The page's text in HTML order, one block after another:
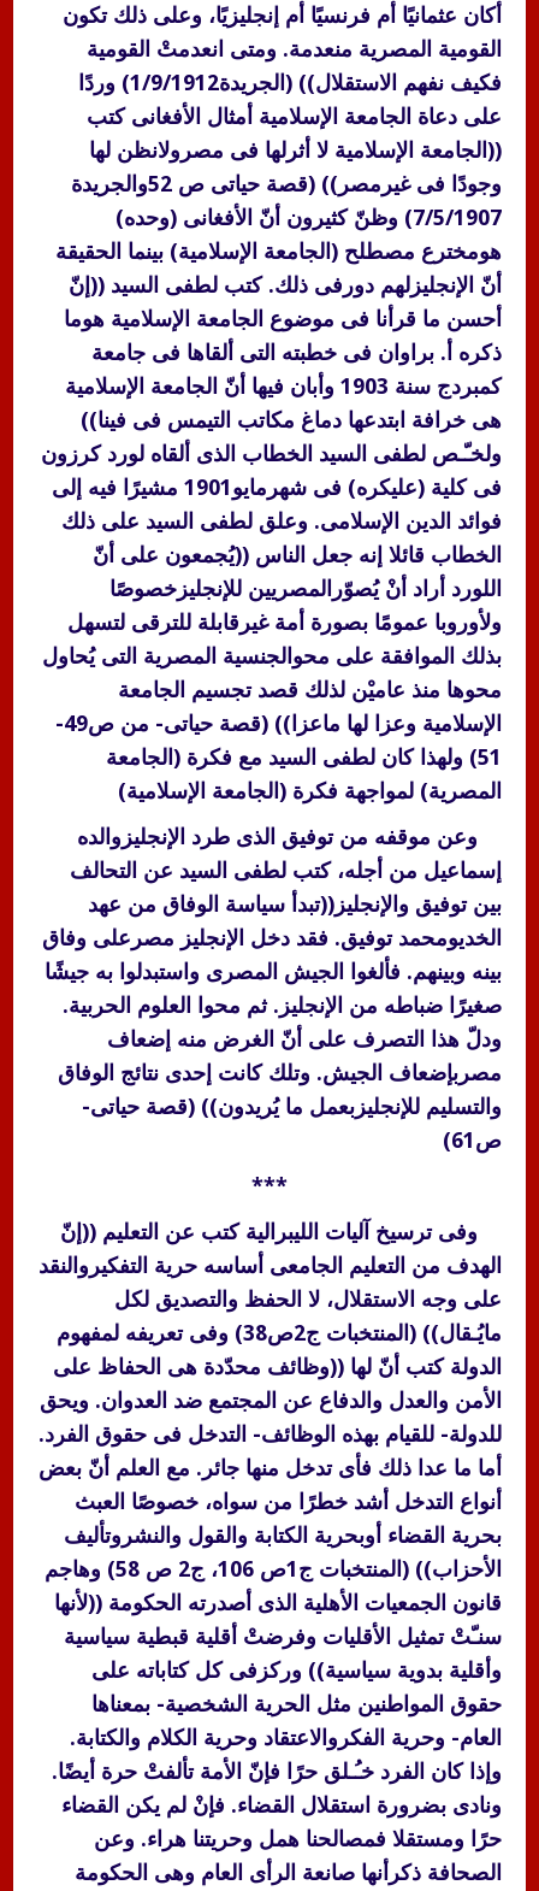
أكان عثمانيًا أم فرنسيًا أم إنجليزيًا، وعلى ذلك تكون
القومية المصرية منعدمة. ومتى انعدمتْ القومية
فكيف نفهم الاستقلال)) (الجريدة1/9/1912) وردًا
على دعاة الجامعة الإسلامية أمثال الأفغانى كتب
((الجامعة الإسلامية لا أثرلها فى مصرولانظن لها
وجودًا فى غيرمصر)) (قصة حياتى ص 52والجريدة
7/5/1907) وظنّ كثيرون أنّ الأفغانى (وحده)
هومخترع مصطلح (الجامعة الإسلامية) بينما الحقيقة
أنّ الإنجليزلهم دورفى ذلك. كتب لطفى السيد ((إنّ
أحسن ما قرأنا فى موضوع الجامعة الإسلامية هوما
ذكره أ. براوان فى خطبته التى ألقاها فى جامعة
كمبردج سنة 1903 وأبان فيها أنّ الجامعة الإسلامية
هى خرافة ابتدعها دماغ مكاتب التيمس فى فينا))
ولخـّـص لطفى السيد الخطاب الذى ألقاه لورد كرزون
فى كلية (عليكره) فى شهرمايو1901 مشيرًا فيه إلى
فوائد الدين الإسلامى. وعلق لطفى السيد على ذلك
الخطاب قائلا إنه جعل الناس ((يُجمعون على أنّ
اللورد أراد أنْ يُصوّرالمصريين للإنجليزخصوصًا
ولأوروبا عمومًا بصورة أمة غيرقابلة للترقى لتسهل
بذلك الموافقة على محوالجنسية المصرية التى يُحاول
محوها منذ عاميْن لذلك قصد تجسيم الجامعة
الإسلامية وعزا لها ماعزا)) (قصة حياتى- من ص49-
51) ولهذا كان لطفى السيد مع فكرة (الجامعة
المصرية) لمواجهة فكرة (الجامعة الإسلامية)
وعن موقفه من توفيق الذى طرد الإنجليزوالده
إسماعيل من أجله، كتب لطفى السيد عن التحالف
بين توفيق والإنجليز((تبدأ سياسة الوفاق من عهد
الخديومحمد توفيق. فقد دخل الإنجليز مصرعلى وفاق
بينه وبينهم. فألغوا الجيش المصرى واستبدلوا به جيشًا
صغيرًا ضباطه من الإنجليز. ثم محوا العلوم الحربية.
ودلّ هذا التصرف على أنّ الغرض منه إضعاف
مصربإضعاف الجيش. وتلك كانت إحدى نتائج الوفاق
والتسليم للإنجليزبعمل ما يُريدون)) (قصة حياتى-
ص61)
***
وفى ترسيخ آليات الليبرالية كتب عن التعليم ((إنّ
الهدف من التعليم الجامعى أساسه حرية التفكيروالنقد
على وجه الاستقلال، لا الحفظ والتصديق لكل
مايُـقال)) (المنتخبات ج2ص38) وفى تعريفه لمفهوم
الدولة كتب أنّ لها ((وظائف محدّدة هى الحفاظ على
الأمن والعدل والدفاع عن المجتمع ضد العدوان. ويحق
للدولة- للقيام بهذه الوظائف- التدخل فى حقوق الفرد.
أما ما عدا ذلك فأى تدخل منها جائر. مع العلم أنّ بعض
أنواع التدخل أشد خطرًا من سواه، خصوصًا العبث
بحرية القضاء أوبحرية الكتابة والقول والنشروتأليف
الأحزاب)) (المنتخبات ج1ص 106، ج2 ص 58) وهاجم
قانون الجمعيات الأهلية الذى أصدرته الحكومة ((لأنها
سنـّتْ تمثيل الأقليات وفرضتْ أقلية قبطية سياسية
وأقلية بدوية سياسية)) وركزفى كل كتاباته على
حقوق المواطنين مثل الحرية الشخصية- بمعناها
العام- وحرية الفكروالاعتقاد وحرية الكلام والكتابة.
وإذا كان الفرد خـُـلق حرًا فإنّ الأمة تألفتْ حرة أيضًا.
ونادى بضرورة استقلال القضاء. فإنْ لم يكن القضاء
حرًا ومستقلا فمصالحنا همل وحريتنا هراء. وعن
الصحافة ذكرأنها صانعة الرأى العام وهى الحكومة